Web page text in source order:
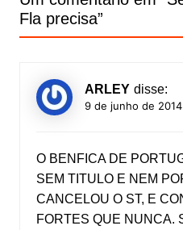
Fla precisa”
ARLEY disse:
9 de junho de
O BENFICA DE
SEM TITULO E NEM
CANCELOU O ST, E
FORTES QUE NUNCA.